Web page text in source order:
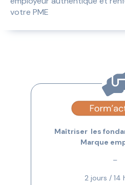
votre PME
Maîtriser les
Marque
–
2 jours / 14